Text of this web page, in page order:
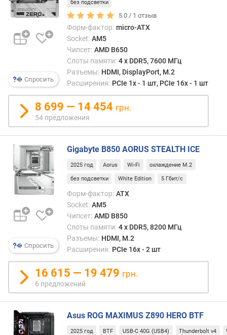
о
а
(
)
)
м
а
к
с
и
м
а
л
ь
а
я
а
к
о
ч
а
Спросить
без подсветки
5.0 / 1 отзыв
Форм-фактор: micro-ATX
Socket: AM5
Чипсет: AMD B650
Слоты памяти: 4 х DDR5, 7600 МГц
Разъемы: HDMI, DisplayPort, M.2
Расширения: PCIe 1x - 1 шт, PCIe 16x - 1 шт
8 699 — 14 454 грн.
54 предложения
Спросить
Gigabyte B850 AORUS STEALTH ICE
2025 год Aorus Wi-Fi охлаждение M.2
без подсветки White Edition 5 Гбит/с
Форм-фактор: ATX
Socket: AM5
Чипсет: AMD B850
Слоты памяти: 4 х DDR5, 8200 МГц
Разъемы: HDMI, M.2
Расширения: PCIe 16x - 2 шт
16 615 — 19 479 грн.
6 предложений
Asus ROG MAXIMUS Z890 HERO BTF
2025 год BTF USB-C 40G (USB4) Thunderbolt v4